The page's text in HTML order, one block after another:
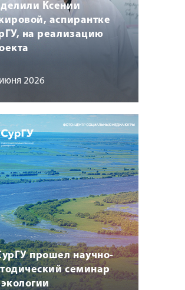
Ксении
аспирантке
на реализацию
2026
прошел научно-
семинар